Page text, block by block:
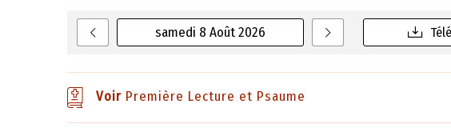
samedi 8 Août 2026
Voir Première Lecture et Psaume